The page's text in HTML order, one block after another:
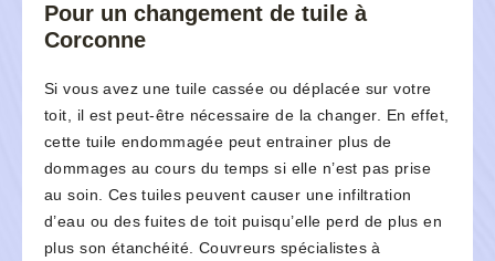
Pour un changement de tuile à
Corconne
Si vous avez une tuile cassée ou déplacée sur votre
toit, il est peut-être nécessaire de la changer. En effet,
cette tuile endommagée peut entrainer plus de
dommages au cours du temps si elle n’est pas prise
au soin. Ces tuiles peuvent causer une infiltration
d’eau ou des fuites de toit puisqu’elle perd de plus en
plus son étanchéité. Couvreurs spécialistes à